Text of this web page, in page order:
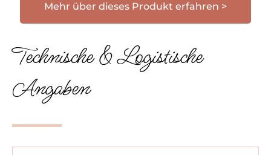
Mehr über dieses Produkt erfahren >
Technische & Logistische
Angaben